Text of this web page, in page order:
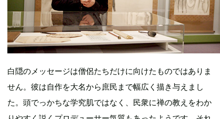
白隠のメッセージは僧侶たちだけに向けたものではありま
せん。彼は自作を大名から庶民まで幅広く描き与えまし
た。頭でっかちな学究肌ではなく、民衆に禅の教えをわか